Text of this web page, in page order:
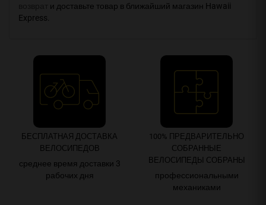
и доставьте товар в ближайший магазин Hawaii
Express.
БЕСПЛАТНАЯ ДОСТАВКА
ВЕЛОСИПЕДОВ
среднее время доставки 3
рабочих дня
100% ПРЕДВАРИТЕЛЬНО
СОБРАННЫЕ
ВЕЛОСИПЕДЫ СОБРАНЫ
профессиональными
механиками